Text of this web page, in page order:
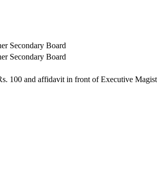
Secondary Board
Secondary Board
100 and affidavit in front of Executive